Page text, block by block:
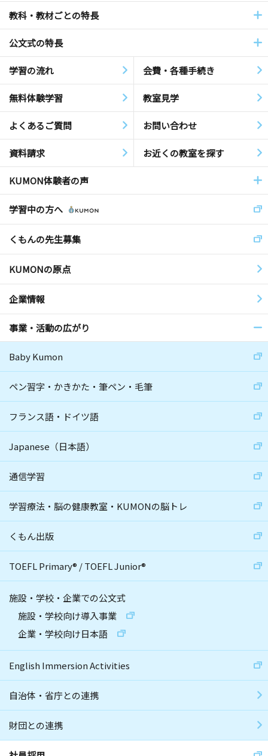
教科・教材ごとの特長
公文式の特長
学習の流れ 会費・各種手続き
無料体験学習 教室見学
よくあるご質問 お問い合わせ
資料請求 お近くの教室を探す
KUMON体験者の声
学習中の方へ
くもんの先生募集
KUMONの原点
企業情報
事業・活動の広がり
Baby Kumon
ペン習字・かきかた・筆ペン・毛筆
フランス語・ドイツ語
Japanese（日本語）
通信学習
学習療法・脳の健康教室・KUMONの脳トレ
くもん出版
TOEFL Primary® /TOEFL Junior®
施設・学校・企業での公文式
施設・学校向け導入事業
企業・学校向け日本語
English Immersion Activities
自治体・省庁との連携
財団との連携